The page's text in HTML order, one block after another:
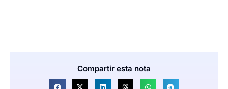
Compartir esta nota